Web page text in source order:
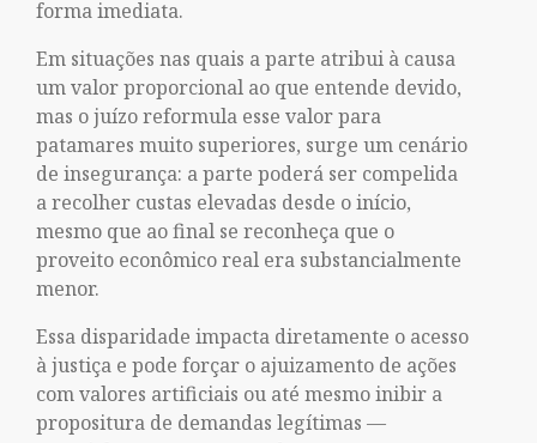
forma imediata.
Em situações nas quais a parte atribui à causa
um valor proporcional ao que entende devido,
mas o juízo reformula esse valor para
patamares muito superiores, surge um cenário
de insegurança: a parte poderá ser compelida
a recolher custas elevadas desde o início,
mesmo que ao final se reconheça que o
proveito econômico real era substancialmente
menor.
Essa disparidade impacta diretamente o acesso
à justiça e pode forçar o ajuizamento de ações
com valores artificiais ou até mesmo inibir a
propositura de demandas legítimas —